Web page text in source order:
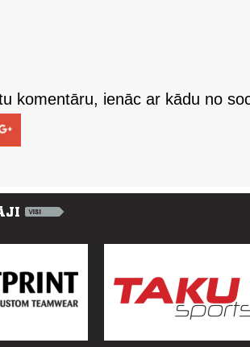
komentāru, ienāc ar kādu no